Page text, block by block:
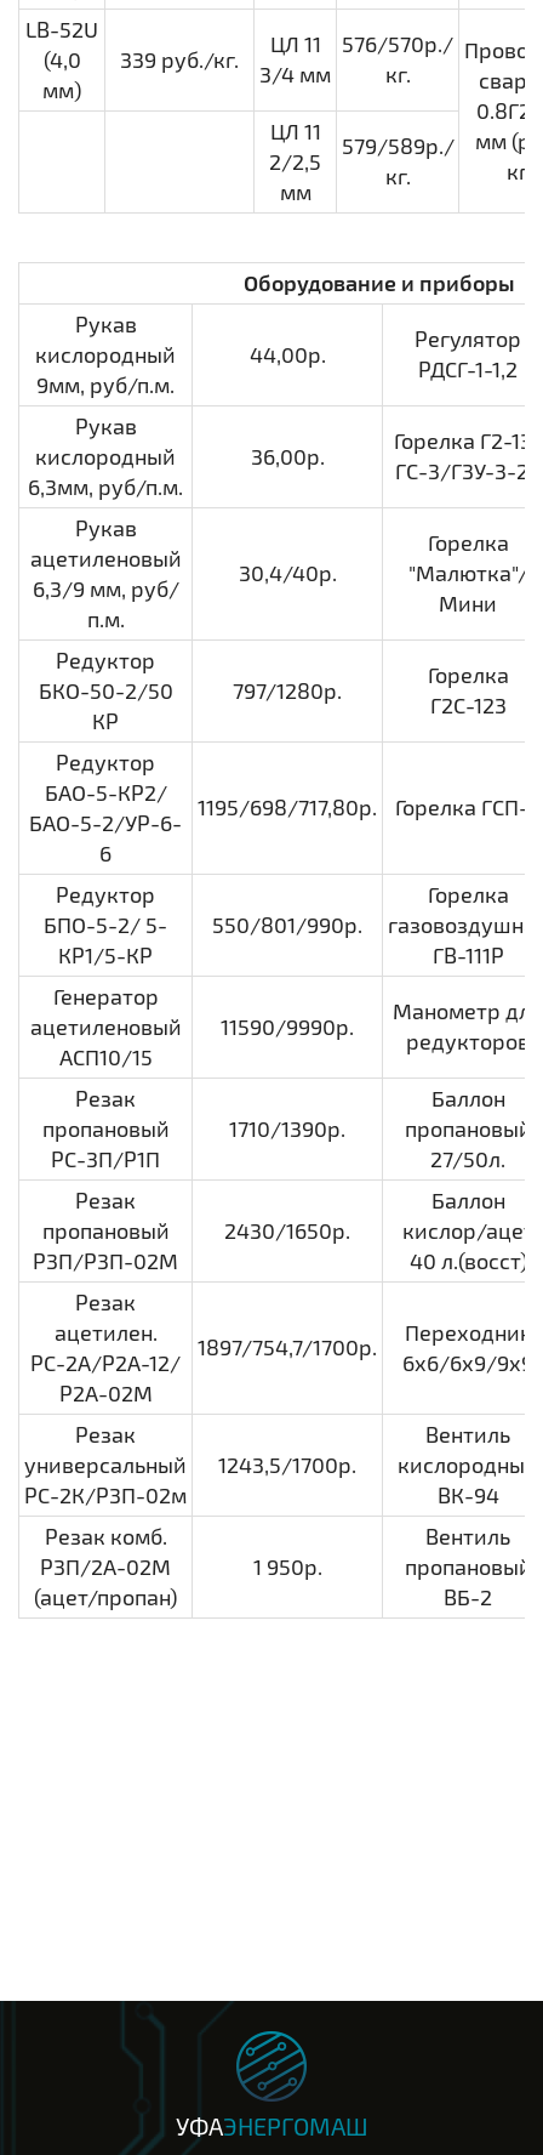
LB-52U
(4,0
мм)
339 руб./кг.
ЦЛ 11
3/4 мм
576/570р./
кг.
свар.
мм
кг)
ЦЛ 11
2/2,5
мм
579/589р./
кг.
Оборудование и приборы
Рукав
кислородный
9мм, руб/п.м.
44,00р.
Регулятор
РДСГ-1-1,2
Рукав
кислородный
6,3мм, руб/п.м.
36,00р.
Горелка Г2-13/
ГС-3/Г3У-3-23
Рукав
ацетиленовый
6,3/9 мм, руб/
п.м.
30,4/40р.
Горелка
"Малютка"/
Мини
Редуктор
БКО-50-2/50
КР
797/1280р.
Горелка
Г2С-123
Редуктор
БАО-5-КР2/
БАО-5-2/УР-6-
6
1195/698/717,80р. Горелка ГСП-3
Редуктор
БПО-5-2/ 5-
КР1/5-КР
550/801/990р.
Горелка
ГВ-111Р
Генератор
ацетиленовый
АСП10/15
11590/9990р.
Манометр для
редукторов
Резак
пропановый
РС-3П/Р1П
1710/1390р.
Баллон
пропановый
27/50л.
Резак
пропановый
Р3П/Р3П-02М
2430/1650р.
Баллон
кислор/ацет
40 л.(восст)
Резак
ацетилен.
РС-2А/Р2А-12/
Р2А-02М
1897/754,7/1700р.
Переходник
6х6/6х9/9х9
Резак
универсальный
РС-2К/Р3П-02м
1243,5/1700р.
Вентиль
кислородный
ВК-94
Резак комб.
Р3П/2А-02М
(ацет/пропан)
1 950р.
Вентиль
пропановый
ВБ-2
УФАЭНЕРГОМАШ